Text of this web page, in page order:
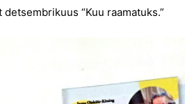
“Kuu raamatuks.”